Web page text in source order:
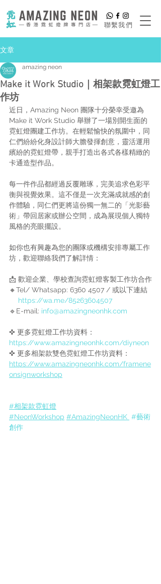
​聯繫我們
文章
Make it Work Studio｜相架款霓虹燈工
作坊
amazing neon
近日，Amazing Neon 團隊十分榮幸受邀為
Make it Work Studio 舉辦了一場別開生面的
霓虹燈團建工作坊。在輕鬆愉快的氛圍中，同
仁們紛紛化身設計師大膽發揮創意，靈活運用
繽紛的霓虹燈帶，親手打造出各式各樣精緻的
卡通造型作品。
每一件作品都經過反覆雕琢，完美追求色彩平
衡與視覺效果。這不僅是一次充滿成就感的創
作體驗，同仁們更將這份獨一無二的「光影藝
術」帶回居家或辦公空間，成為展現個人獨特
風格的亮眼擺設。
如你也有興趣為您的團隊或機構安排專屬工作
坊 ，歡迎聯絡我們了解詳情：
📩 歡迎企業、學校查詢霓虹燈客製工作坊合作
🔸Tel/ Whatsapp: 6360 4507 / 或以下連結
https://wa.me/85263604507
🔹E-mail: info@amazingneonhk.com
✜ 更多霓虹燈工作坊資料：
https://www.amazingneonhk.com/diyneon
✜ 更多相架款雙色霓虹燈工作坊資料：
https://www.amazingneonhk.com/framene
onsignworkshop
#相架款霓虹燈
#NeonWorkshop #AmazingNeonHK #藝術
創作